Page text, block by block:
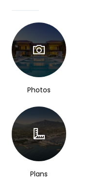
Photos
Plans